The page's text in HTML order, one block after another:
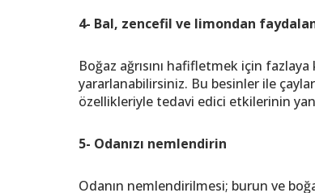
4- Bal, zencefil ve limondan
Boğaz ağrısını hafifletmek için
yararlanabilirsiniz. Bu besinler ile
özellikleriyle tedavi edici etkilerinin
5- Odanızı nemlendirin
Odanın nemlendirilmesi; burun ve